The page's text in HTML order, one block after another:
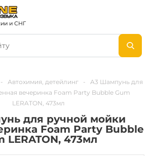
и СНГ
- Автохимия, детейлинг -
A3 Шампунь для
вечеринка Foam Party Bubble Gum
LERATON, 473мл
для ручной мойки
Foam Party Bubble
LERATON, 473мл